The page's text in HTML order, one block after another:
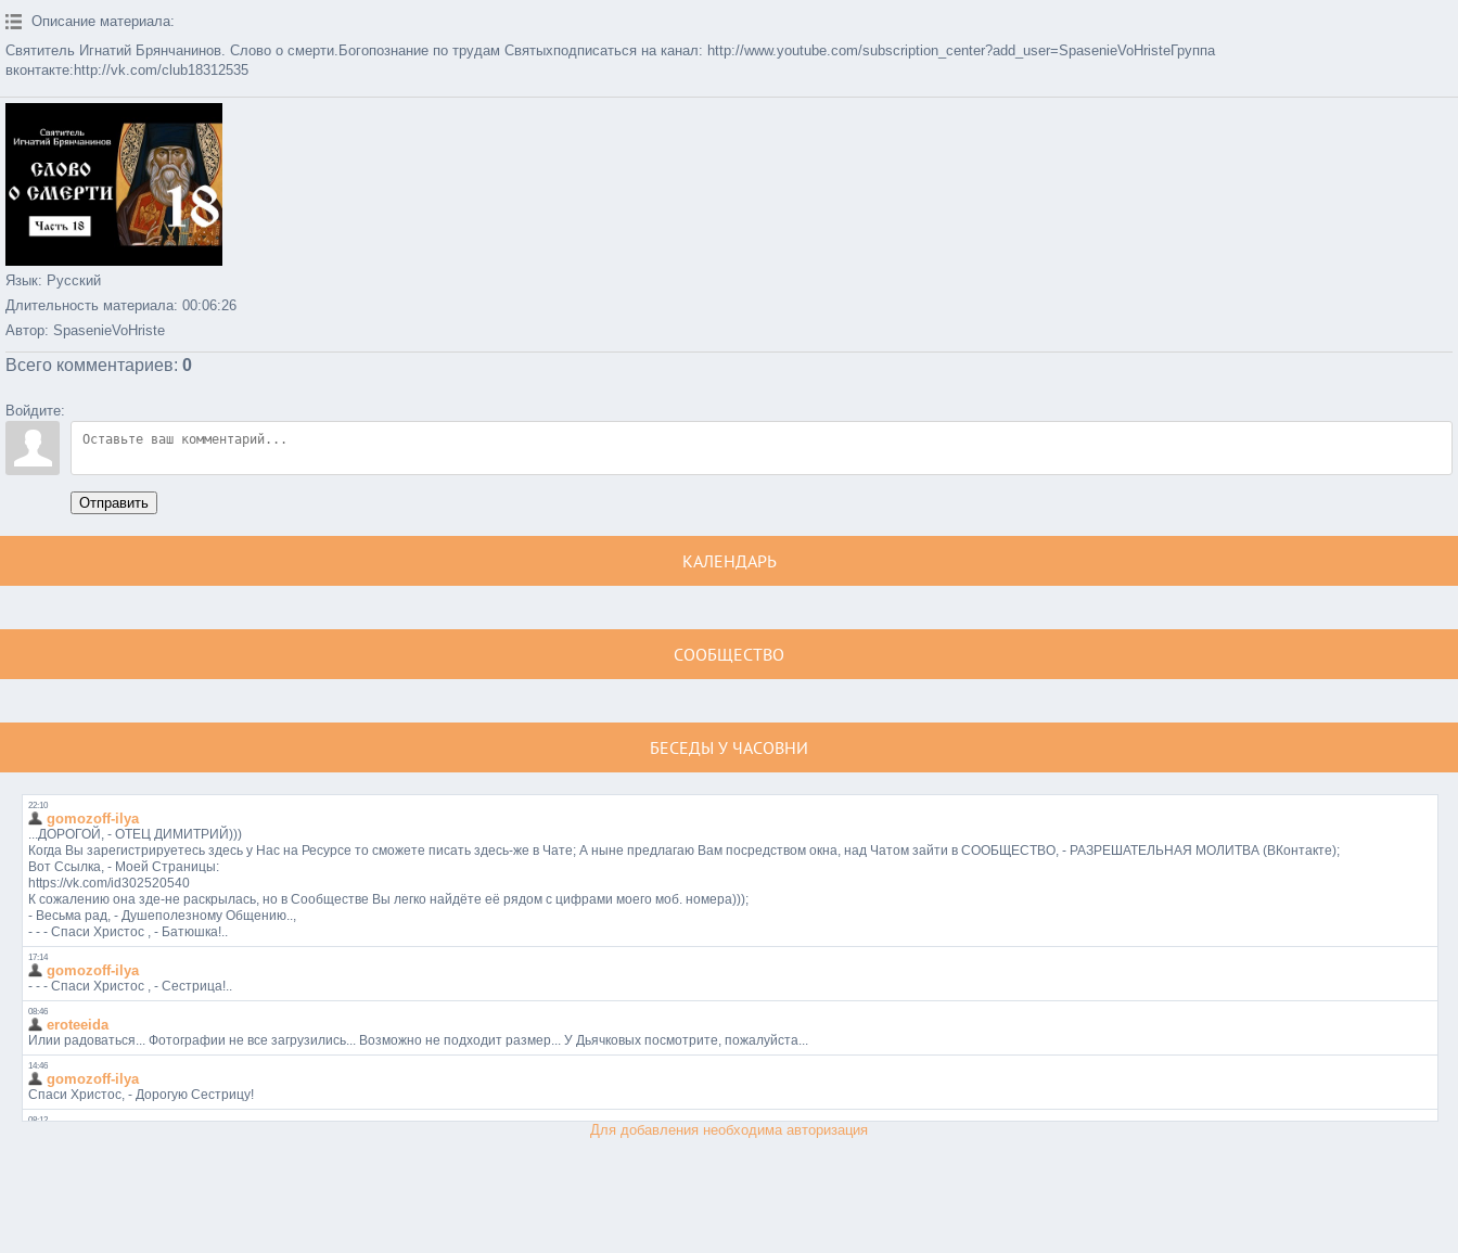
Описание материала:
Святитель Игнатий Брянчанинов. Слово о смерти.Богопознание по трудам Святыхподписаться на канал: http://www.youtube.com/subscription_center?add_user=SpasenieVoHristeГруппа
вконтакте:http://vk.com/club18312535
Язык: Русский
Длительность материала: 00:06:26
Автор: SpasenieVoHriste
Всего комментариев: 0
Войдите:
Отправить
КАЛЕНДАРЬ
СООБЩЕСТВО
БЕСЕДЫ У ЧАСОВНИ
Для добавления необходима авторизация